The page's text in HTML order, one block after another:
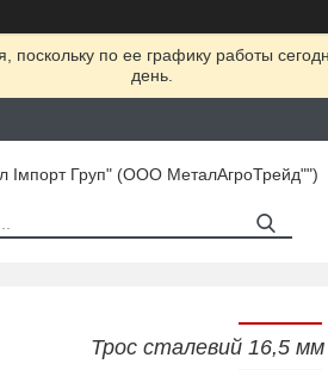
по ее графику работы
день.
Груп" (ООО МеталАгроТрейд"")
Трос сталевий 16,5